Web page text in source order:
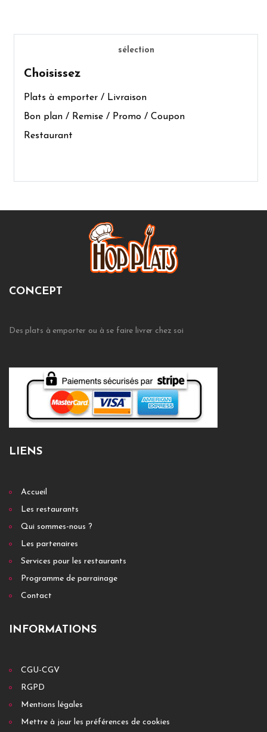
sélection
Choisissez
Plats à emporter / Livraison
Bon plan / Remise / Promo / Coupon
Restaurant
CONCEPT
Des plats à emporter ou à se faire livrer chez soi
LIENS
Accueil
Les restaurants
Qui sommes-nous ?
Les partenaires
Services pour les restaurants
Programme de parrainage
Contact
INFORMATIONS
CGU-CGV
RGPD
Mentions légales
Mettre à jour les préférences de cookies